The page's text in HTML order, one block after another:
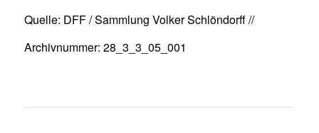
Quelle: DFF / Sammlung Volker Schlöndorff //
Archivnummer: 28_3_3_05_001